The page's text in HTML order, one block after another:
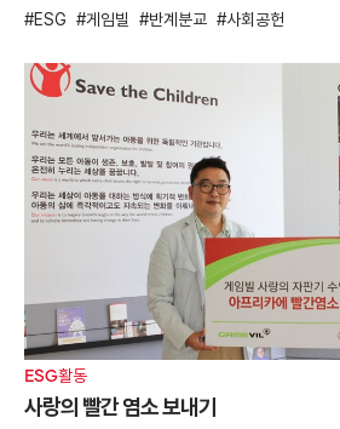
ESG 게임빌 반계분교 사회공헌
ESG활동
사랑의 빨간 염소 보내기